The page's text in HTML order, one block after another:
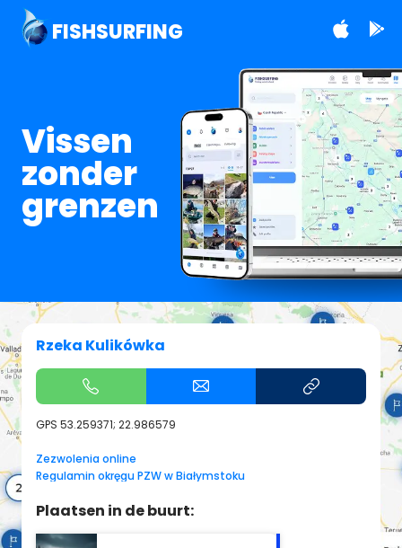
FISHSURFING
Vissen
zonder
grenzen
Rzeka Kulikówka
GPS 53.259371; 22.986579
Zezwolenia online
Regulamin okręgu PZW w Białymstoku
Plaatsen in de buurt: